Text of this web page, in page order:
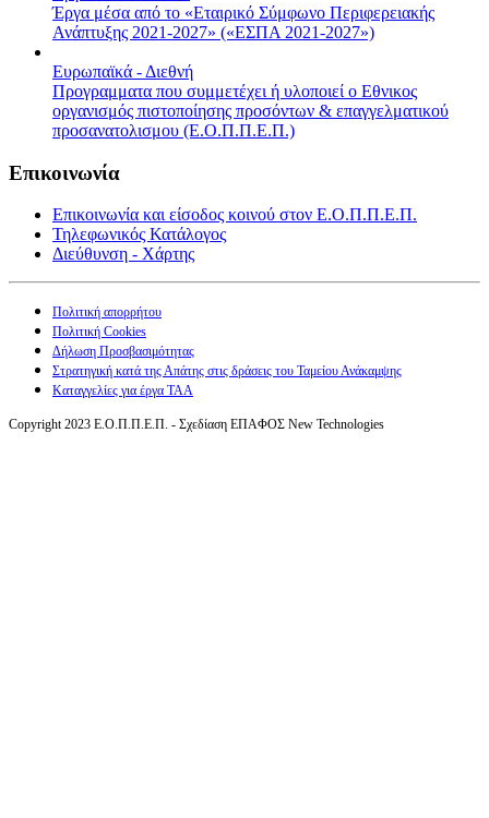
Έργα μέσα από το «Εταιρικό Σύμφωνο Περιφερειακής
Ανάπτυξης 2021-2027» («ΕΣΠΑ 2021-2027»)
Ευρωπαϊκά - Διεθνή
Προγραμματα που συμμετέχει ή υλοποιεί ο Εθνικος
οργανισμός πιστοποίησης προσόντων & επαγγελματικού
προσανατολισμου (Ε.Ο.Π.Π.Ε.Π.)
Επικοινωνία
Επικοινωνία και είσοδος κοινού στον Ε.Ο.Π.Π.Ε.Π.
Τηλεφωνικός Κατάλογος
Διεύθυνση - Χάρτης
Πολιτική απορρήτου
Πολιτική Cookies
Δήλωση Προσβασιμότητας
Στρατηγική κατά της Απάτης στις δράσεις του Ταμείου Ανάκαμψης
Καταγγελίες για έργα ΤΑΑ
Copyright 2023 Ε.Ο.Π.Π.Ε.Π. - Σχεδίαση ΕΠΑΦΟΣ New Technologies